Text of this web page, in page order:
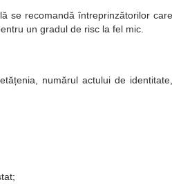
se recomandă întreprinzătorilor care
un gradul de risc la fel mic.
numărul actului de identitate,